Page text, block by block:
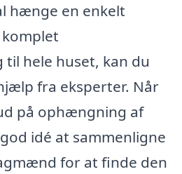
hænge en enkelt
til hele huset, kan du
fra eksperter. Når
på ophængning af
idé at sammenligne
for at finde den